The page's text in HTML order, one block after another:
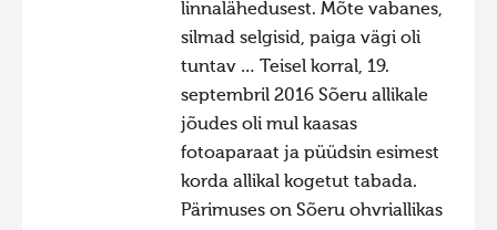
Hiite kuvavõistlus 2013
Hiite kuvavõistlus 2011
Hiite kuvavõistlus 2010
Hiite kuvavõistlus 2008
linnalähedusest. Mõte vabanes,
silmad selgisid, paiga vägi oli
tuntav … Teisel korral, 19.
septembril 2016 Sõeru allikale
jõudes oli mul kaasas
fotoaparaat ja püüdsin esimest
korda allikal kogetut tabada.
Pärimuses on Sõeru ohvriallikas